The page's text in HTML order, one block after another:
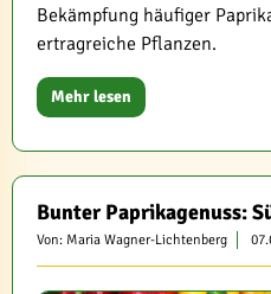
Bekämpfung häufiger
ertragreiche Pflanzen.
Mehr lesen
Bunter Paprikagenuss:
Von: Maria Wagner-Lichtenberg